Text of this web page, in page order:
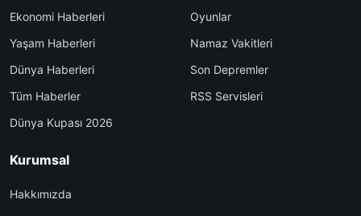
Ekonomi Haberleri
Yaşam Haberleri
Dünya Haberleri
Tüm Haberler
Dünya Kupası 2026
Oyunlar
Namaz Vakitleri
Son Depremler
RSS Servisleri
Kurumsal
Hakkımızda